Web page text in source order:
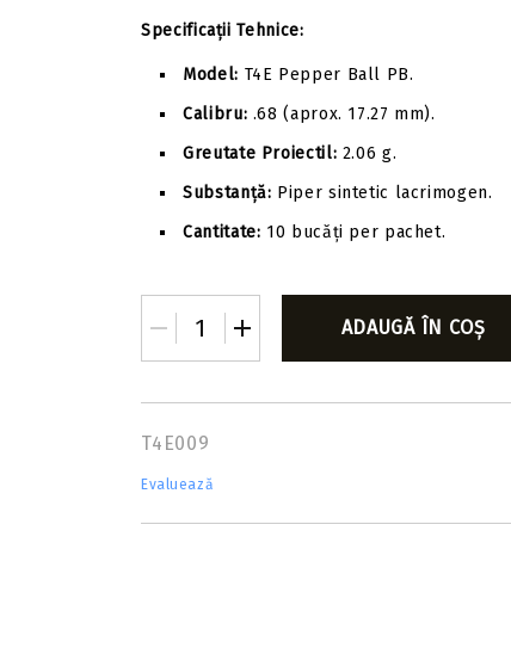
Specificații Tehnice:
Model: T4E Pepper Ball PB.
Calibru: .68 (aprox. 17.27 mm).
Greutate Proiectil: 2.06 g.
Substanță: Piper sintetic lacrimogen.
Cantitate: 10 bucăți per pachet.
T4E009
Evaluează